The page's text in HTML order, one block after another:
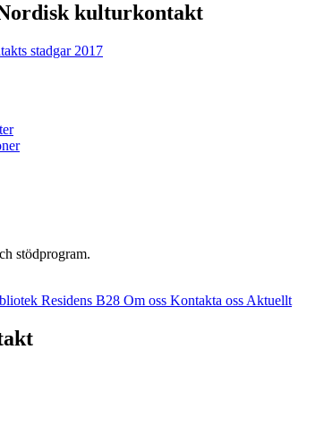
kulturkontakt
stadgar 2017
stödprogram.
Residens B28 Om oss Kontakta oss Aktuellt